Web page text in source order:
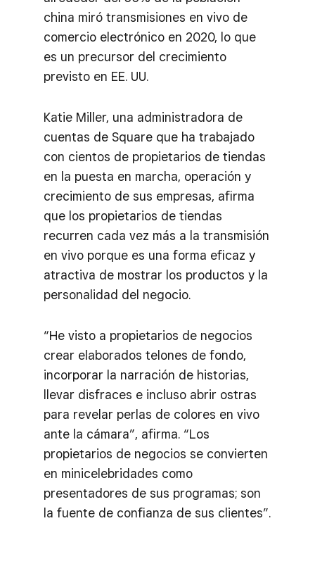
china miró transmisiones en vivo de
comercio electrónico en 2020, lo que
es un precursor del crecimiento
previsto en EE. UU.
Katie Miller, una administradora de
cuentas de Square que ha trabajado
con cientos de propietarios de tiendas
en la puesta en marcha, operación y
crecimiento de sus empresas, afirma
que los propietarios de tiendas
recurren cada vez más a la transmisión
en vivo porque es una forma eficaz y
atractiva de mostrar los productos y la
personalidad del negocio.
“He visto a propietarios de negocios
crear elaborados telones de fondo,
incorporar la narración de historias,
llevar disfraces e incluso abrir ostras
para revelar perlas de colores en vivo
ante la cámara”, afirma. “Los
propietarios de negocios se convierten
en minicelebridades como
presentadores de sus programas; son
la fuente de confianza de sus clientes”.